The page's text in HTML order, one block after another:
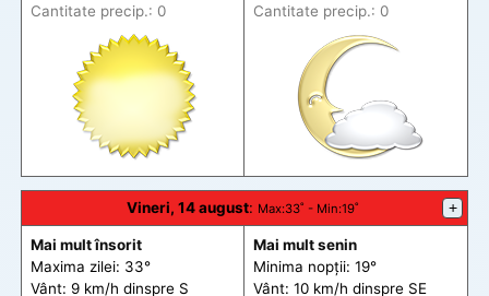
Cantitate precip.: 0
Cantitate precip.: 0
Vineri, 14 august: Max:33˚ - Min:19˚ +
Mai mult însorit
Maxima zilei: 33°
Vânt: 9 km/h dinspre S
Mai mult senin
Minima nopții: 19°
Vânt: 10 km/h dinspre SE